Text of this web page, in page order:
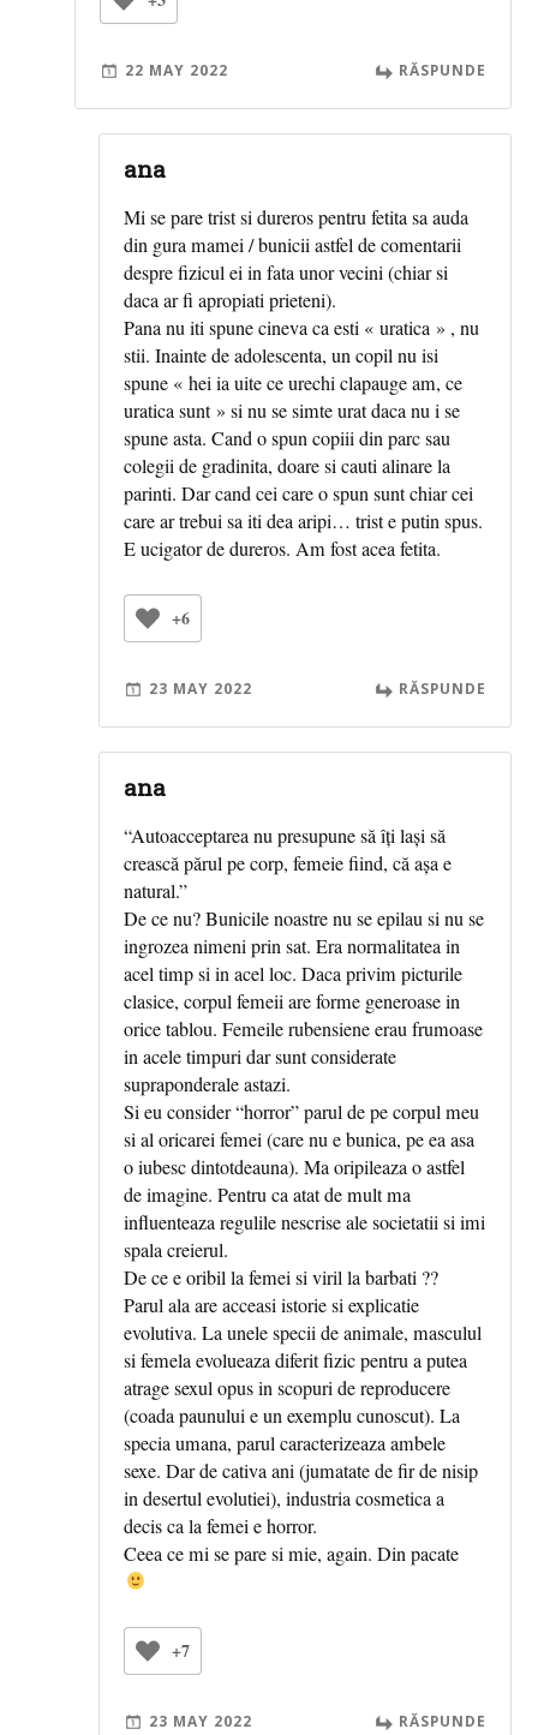
22 MAY 2022 RĂSPUNDE
ana
Mi se pare trist si dureros pentru fetita sa auda
din gura mamei / bunicii astfel de comentarii
despre fizicul ei in fata unor vecini (chiar si
daca ar fi apropiati prieteni).
Pana nu iti spune cineva ca esti « uratica » , nu
stii. Inainte de adolescenta, un copil nu isi
spune « hei ia uite ce urechi clapauge am, ce
uratica sunt » si nu se simte urat daca nu i se
spune asta. Cand o spun copiii din parc sau
colegii de gradinita, doare si cauti alinare la
parinti. Dar cand cei care o spun sunt chiar cei
care ar trebui sa iti dea aripi… trist e putin spus.
E ucigator de dureros. Am fost acea fetita.
+6
23 MAY 2022 RĂSPUNDE
ana
“Autoacceptarea nu presupune să îți lași să
crească părul pe corp, femeie fiind, că așa e
natural.”
De ce nu? Bunicile noastre nu se epilau si nu se
ingrozea nimeni prin sat. Era normalitatea in
acel timp si in acel loc. Daca privim picturile
clasice, corpul femeii are forme generoase in
orice tablou. Femeile rubensiene erau frumoase
in acele timpuri dar sunt considerate
supraponderale astazi.
Si eu consider “horror” parul de pe corpul meu
si al oricarei femei (care nu e bunica, pe ea asa
o iubesc dintotdeauna). Ma oripileaza o astfel
de imagine. Pentru ca atat de mult ma
influenteaza regulile nescrise ale societatii si imi
spala creierul.
De ce e oribil la femei si viril la barbati ??
Parul ala are acceasi istorie si explicatie
evolutiva. La unele specii de animale, masculul
si femela evolueaza diferit fizic pentru a putea
atrage sexul opus in scopuri de reproducere
(coada paunului e un exemplu cunoscut). La
specia umana, parul caracterizeaza ambele
sexe. Dar de cativa ani (jumatate de fir de nisip
in desertul evolutiei), industria cosmetica a
decis ca la femei e horror.
Ceea ce mi se pare si mie, again. Din pacate
+7
23 MAY 2022 RĂSPUNDE